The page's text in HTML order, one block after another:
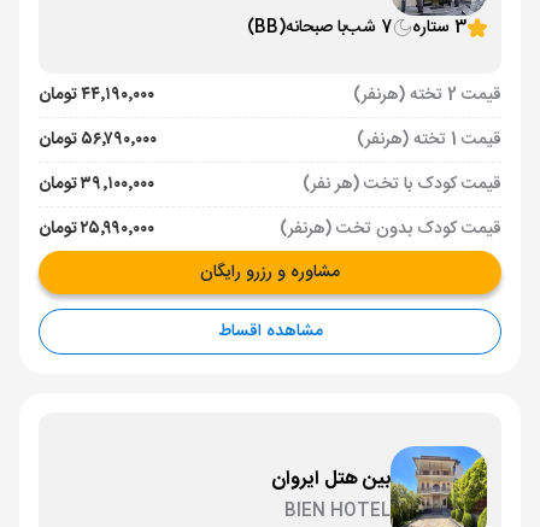
3 ستاره
7 شب با صبحانه(BB)
قیمت 2 تخته (هرنفر)
۴۴٬۱۹۰٬۰۰۰ تومان
قیمت 1 تخته (هرنفر)
۵۶٬۷۹۰٬۰۰۰ تومان
قیمت کودک با تخت (هر نفر)
۳۹٬۱۰۰٬۰۰۰ تومان
قیمت کودک بدون تخت (هرنفر)
۲۵٬۹۹۰٬۰۰۰ تومان
مشاوره و رزرو رایگان
مشاهده اقساط
بین هتل ایروان
BIEN HOTEL